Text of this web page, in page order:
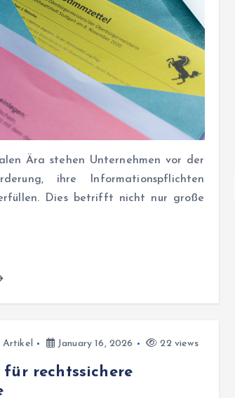
Ära stehen Unternehmen vor der
ihre Informationspflichten
Dies betrifft nicht nur große
Artikel January 16, 2026 22 views
rechtssichere